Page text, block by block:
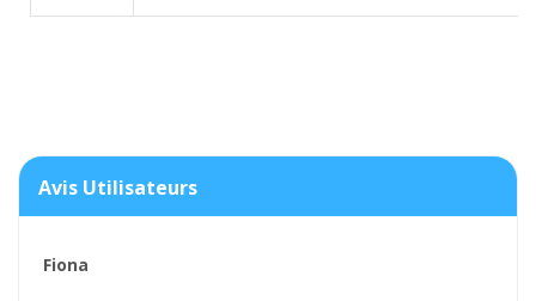
Avis Utilisateurs
Fiona